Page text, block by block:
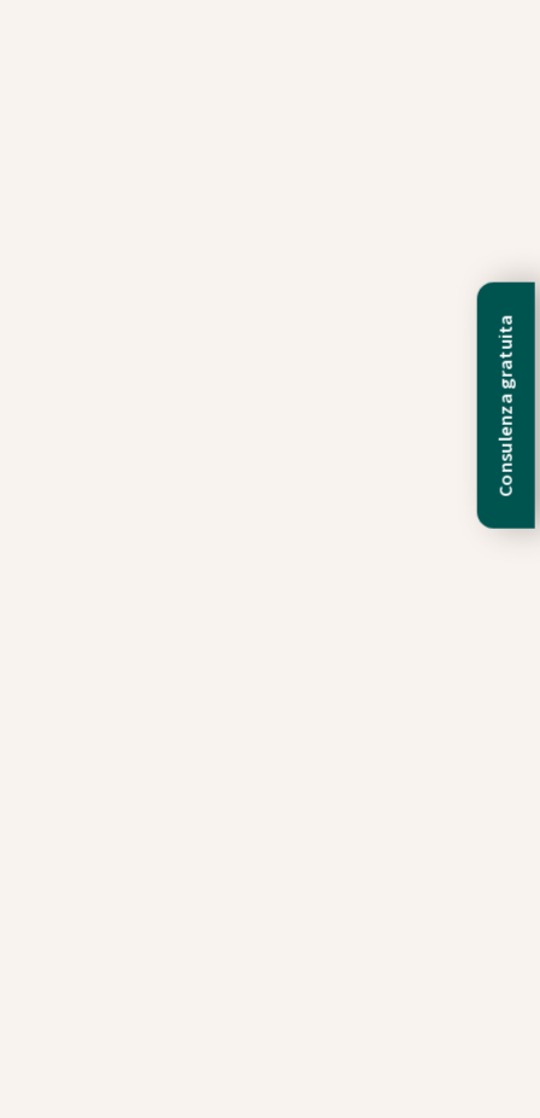
Consulenza gratuita